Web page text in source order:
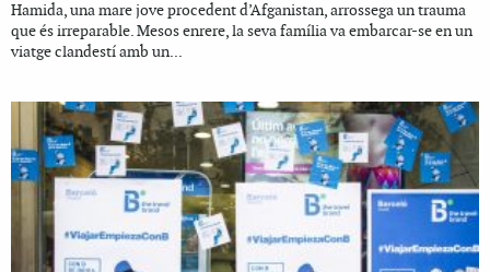
Hamida, una mare jove procedent d’Afganistan, arrossega un trauma
que és irreparable. Mesos enrere, la seva família va embarcar-se en un
viatge clandestí amb un...